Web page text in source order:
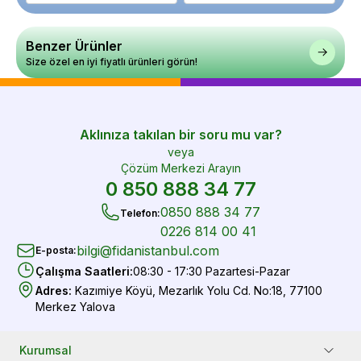
Benzer Ürünler
Size özel en iyi fiyatlı ürünleri görün!
Aklınıza takılan bir soru mu var?
veya
Çözüm Merkezi Arayın
0 850 888 34 77
Telefon:0850 888 34 77
0226 814 00 41
E-posta:bilgi@fidanistanbul.com
Çalışma Saatleri:08:30 - 17:30 Pazartesi-Pazar
Adres: Kazımiye Köyü, Mezarlık Yolu Cd. No:18, 77100
Merkez Yalova
Kurumsal